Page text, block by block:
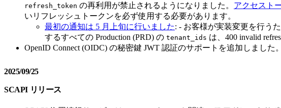
refresh_token の再利用が禁止されるようになりました。 アクセスト
いリフレッシュトークンを必ず使用する必要があります。
最初の通知は 5 月上旬に行いました: - お客様が実装変更を行う
するすべての Production (PRD) の tenant_ids は、400 invalid
OpenID Connect (OIDC) の秘密鍵 JWT 認証のサポートを追加しました
2025/09/25
SCAPI リリース